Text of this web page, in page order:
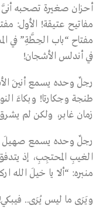
أحزان صغيرة تصحبه أنَّى
مفاتيح عتيقة! الأول:
مفتاح “باب الحِطَّةِ” في
في أندلس الأشجان!
رجلٌ وحده يسمع أنينَ
طنجة وجكارتا! وبكاءَ
زمان غابر، ولكن لم
رجلٌ وحده يسمع صهيلَ
الغيبِ المحتجِبِ، إذ
منبره: “ألاَ يا خيلَ الله
ويَرَى ما ليس يُرَى.. فيبكي!